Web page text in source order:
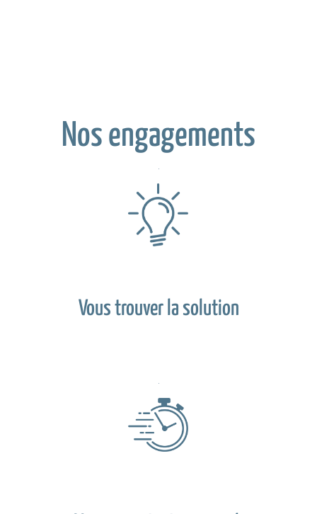
Nos engagements
Vous trouver la solution